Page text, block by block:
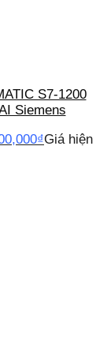
S7-1200
Siemens
₫Giá hiện